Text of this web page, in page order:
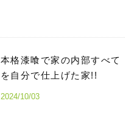
本格漆喰で家の内部すべて
を自分で仕上げた家!!
2024/10/03